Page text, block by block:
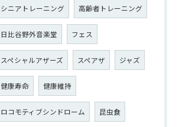
シニアトレーニング 高齢者トレーニング
日比谷野外音楽堂 フェス
スペシャルアザーズ スペアザ ジャズ
健康寿命 健康維持
ロコモティブシンドローム 昆虫食